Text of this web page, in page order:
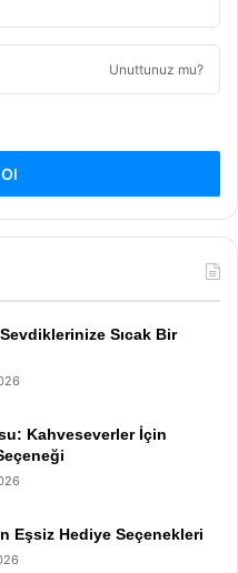
Unuttunuz mu?
Sıcak Bir
Kahveseverler İçin
Eşsiz Hediye Seçenekleri